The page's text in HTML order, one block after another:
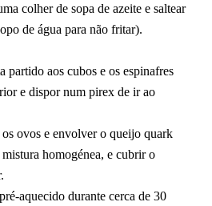
colher de sopa de azeite e saltear
de água para não fritar).
partido aos cubos e os espinafres
e dispor num pirex de ir ao
ovos e envolver o queijo quark
homogénea, e cubrir o
aquecido durante cerca de 30